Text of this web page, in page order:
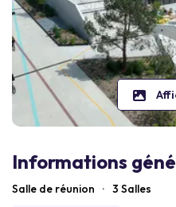
Informations
Salle de réunion · 3 Salles